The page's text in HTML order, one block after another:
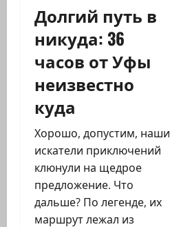
Долгий путь в
никуда: 36
часов от Уфы
неизвестно
куда
Хорошо, допустим, наши
искатели приключений
клюнули на щедрое
предложение. Что
дальше? По легенде, их
маршрут лежал из